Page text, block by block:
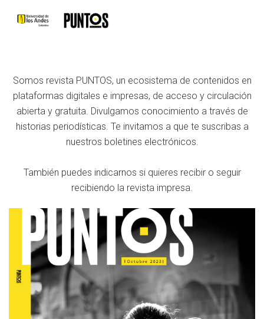
Somos revista PUNTOS, un ecosistema de contenidos en
plataformas digitales e impresas, de acceso y circulación
abierta y gratuita. Divulgamos conocimiento a través de
historias periodísticas. Te invitamos a que te suscribas a
nuestros boletines electrónicos.
También puedes indicarnos si quieres recibir o seguir
recibiendo la revista impresa.